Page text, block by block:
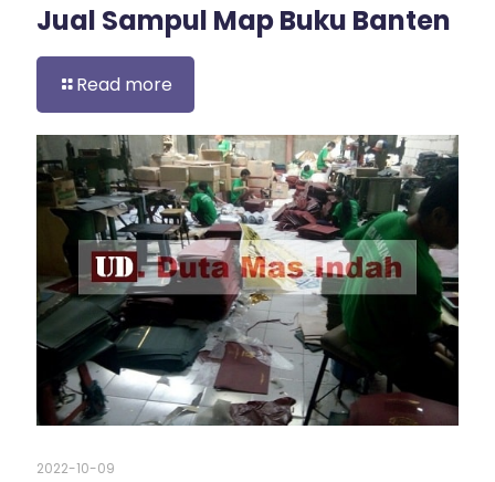
Jual Sampul Map Buku Banten
Read more
2022-10-09